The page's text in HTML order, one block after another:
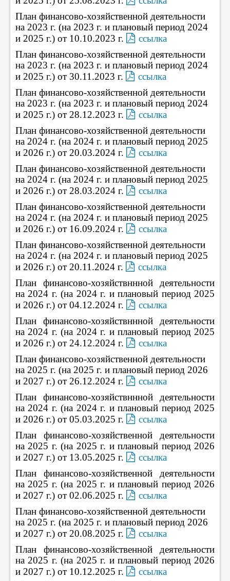
План финансово-хозяйственной деятельности
на 2023 г. (на 2023 г. и плановый период 2024
и 2025 г.) от 10.10.2023 г.
ссылка
План финансово-хозяйственной деятельности
на 2023 г. (на 2023 г. и плановый период 2024
и 2025 г.) от 30.11.2023 г.
ссылка
План финансово-хозяйственной деятельности
на 2023 г. (на 2023 г. и плановый период 2024
и 2025 г.) от 28.12.2023 г.
ссылка
План финансово-хозяйственной деятельности
на 2024 г. (на 2024 г. и плановый период 2025
и 2026 г.) от 20.03.2024 г.
ссылка
План финансово-хозяйственной деятельности
на 2024 г. (на 2024 г. и плановый период 2025
и 2026 г.) от 28.03.2024 г.
ссылка
План финансово-хозяйственной деятельности
на 2024 г. (на 2024 г. и плановый период 2025
и 2026 г.) от 16.09.2024 г.
ссылка
План финансово-хозяйственной деятельности
на 2024 г. (на 2024 г. и плановый период 2025
и 2026 г.) от 20.11.2024 г.
ссылка
План финансово-хозяйствннной деятельности
на 2024 г. (на 2024 г. и плановый период 2025
и 2026 г.) от 04.12.2024 г.
ссылка
План финансово-хозяйствннной деятельности
на 2024 г. (на 2024 г. и плановый период 2025
и 2026 г.) от 24.12.2024 г.
ссылка
План финансово-хозяйственной деятельности
на 2025 г. (на 2025 г. и плановый период 2026
и 2027 г.) от 26.12.2024 г.
ссылка
План финансово-хозяйствннной деятельности
на 2024 г. (на 2024 г. и плановый период 2025
и 2026 г.) от 05.03.2025 г.
ссылка
План финансово-хозяйственной деятельности
на 2025 г. (на 2025 г. и плановый период 2026
и 2027 г.) от 13.05.2025 г.
ссылка
План финансово-хозяйственной деятельности
на 2025 г. (на 2025 г. и плановый период 2026
и 2027 г.) от 02.06.2025 г.
ссылка
План финансово-хозяйственной деятельности
на 2025 г. (на 2025 г. и плановый период 2026
и 2027 г.) от 20.08.2025 г.
ссылка
План финансово-хозяйственной деятельности
на 2025 г. (на 2025 г. и плановый период 2026
и 2027 г.) от 10.12.2025 г.
ссылка